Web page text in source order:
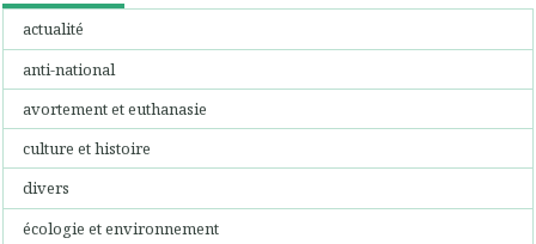
actualité
anti-national
avortement et euthanasie
culture et histoire
divers
écologie et environnement